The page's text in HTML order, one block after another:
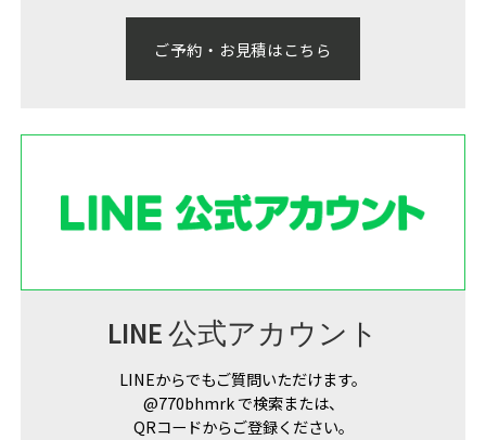
ご予約・お見積はこちら
LINE 公式アカウント
LINEからでもご質問いただけます。
@770bhmrk で検索または、
QRコードからご登録ください。